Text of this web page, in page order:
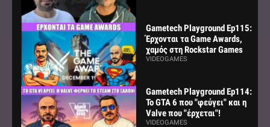
Gametech Playground Ep115:
Έρχονται τα Game Awards,
χαμός στη Rockstar Games
VIDEOGAMES
Gametech Playground Ep114:
Το GTA 6 που "φεύγει" και η
Valve που "έρχεται"!
VIDEOGAMES